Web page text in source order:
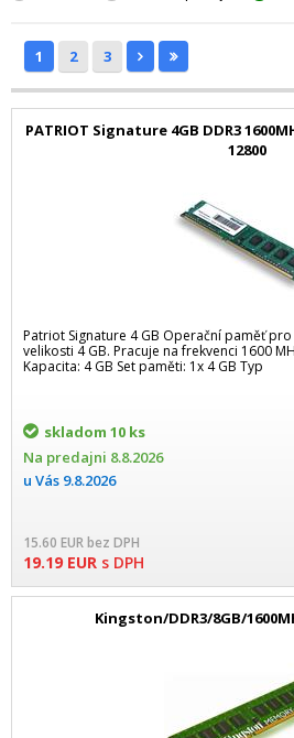
1 2 3
PATRIOT Signature 4GB DDR3
12800
Patriot Signature 4 GB Operační paměť
velikosti 4 GB. Pracuje na frekvenci 1600
Kapacita: 4 GB Set paměti: 1x 4 GB Typ
skladom 10 ks
Na predajni 8.8.2026
u Vás 9.8.2026
15.60 EURbez DPH
19.19 EUR s DPH
Kingston/DDR3/8GB/